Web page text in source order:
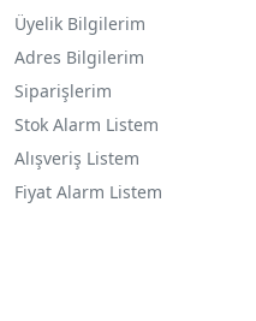
Üyelik Bilgilerim
Adres Bilgilerim
Siparişlerim
Stok Alarm Listem
Alışveriş Listem
Fiyat Alarm Listem